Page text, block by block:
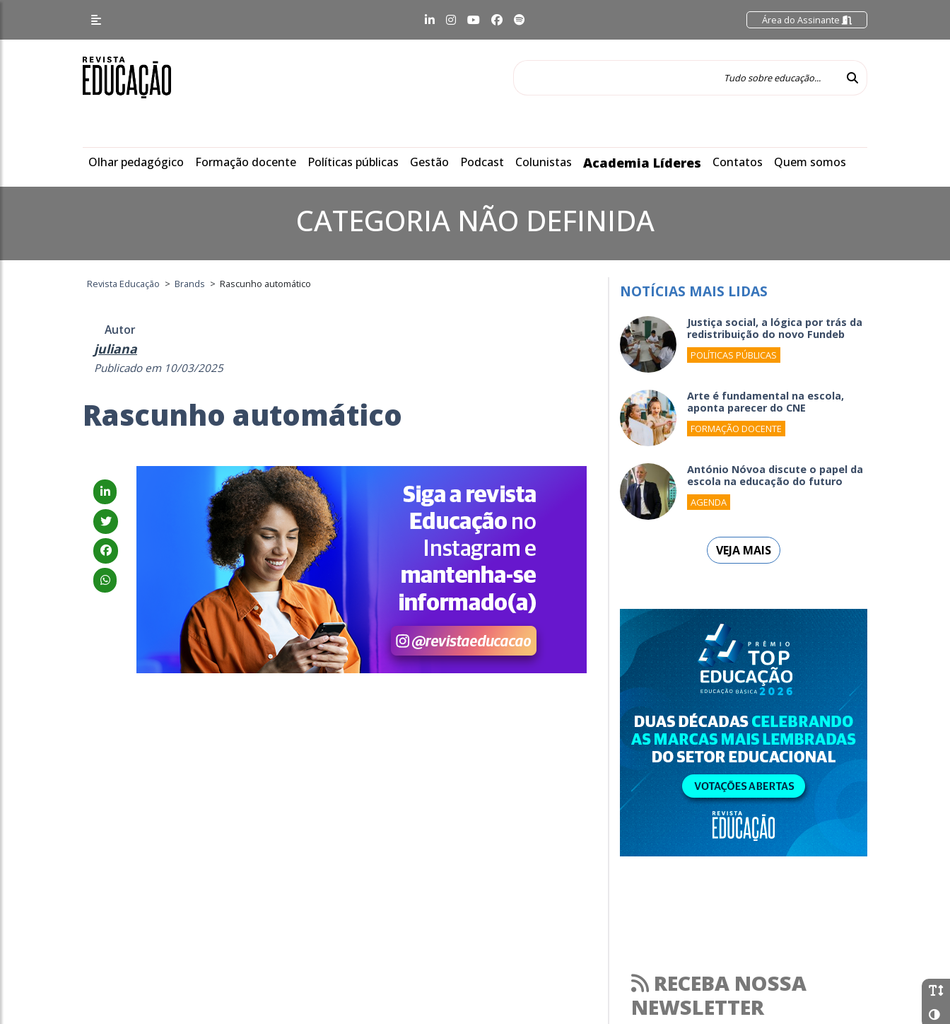
Área do Assinante
Olhar pedagógico Formação docente Políticas públicas Gestão Podcast Colunistas Academia Líderes Contatos Quem somos
CATEGORIA NÃO DEFINIDA
Revista Educação > Brands > Rascunho automático
Autor
juliana
Publicado em 10/03/2025
Rascunho automático
NOTÍCIAS MAIS LIDAS
Justiça social, a lógica por trás da
redistribuição do novo Fundeb
POLÍTICAS PÚBLICAS
Arte é fundamental na escola,
aponta parecer do CNE
FORMAÇÃO DOCENTE
António Nóvoa discute o papel da
escola na educação do futuro
AGENDA
VEJA MAIS
RECEBA NOSSA
NEWSLETTER